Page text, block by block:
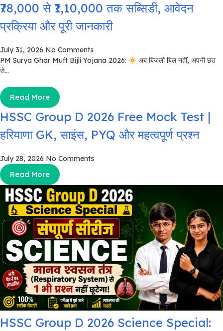
₹78,000 से ₹1,10,000 तक सब्सिडी, आवेदन
प्रक्रिया और पूरी जानकारी
July 31, 2026 No Comments
PM Surya Ghar Muft Bijli Yojana 2026:
अब बिजली बिल नहीं, अपनी छत
से...
Read More
HSSC Group D 2026 Free Mock Test |
हरियाणा GK, साइंस, PYQ और महत्वपूर्ण प्रश्न
July 28, 2026 No Comments
Read More
HSSC Group D 2026 Science Special: